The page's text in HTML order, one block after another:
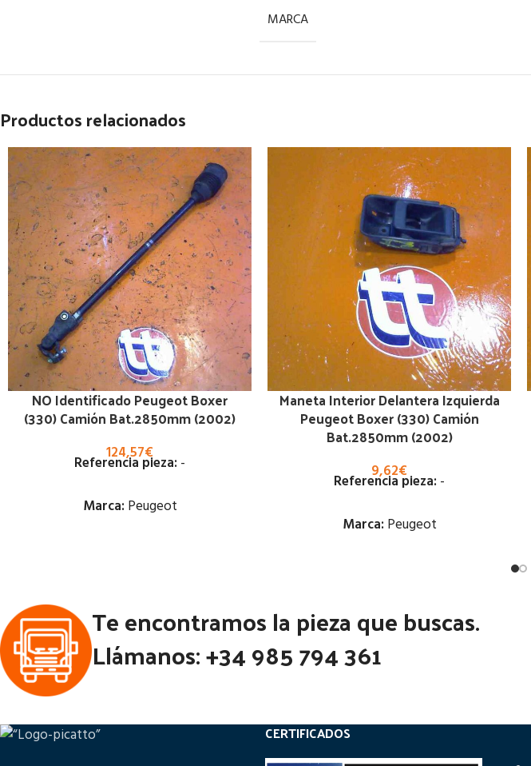
MARCA
Productos relacionados
NO Identificado Peugeot Boxer
(330) Camión Bat.2850mm (2002)
124,57€
Referencia pieza: -
Marca: Peugeot
Notas:
Código Pieza:100901
Maneta Interior Delantera Izquierda
Peugeot Boxer (330) Camión
Bat.2850mm (2002)
9,62€
Referencia pieza: -
Marca: Peugeot
Ubicación:
Código Pieza:
Te encontramos la pieza que buscas.
Llámanos: +34 985 794 361
CERTIFICADOS